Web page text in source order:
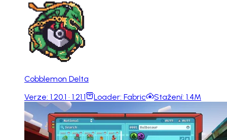
Cobblemon Delta
Verze: 1.20.1 · 1.21.1 Loader: Fabric Stažení: 1.4M